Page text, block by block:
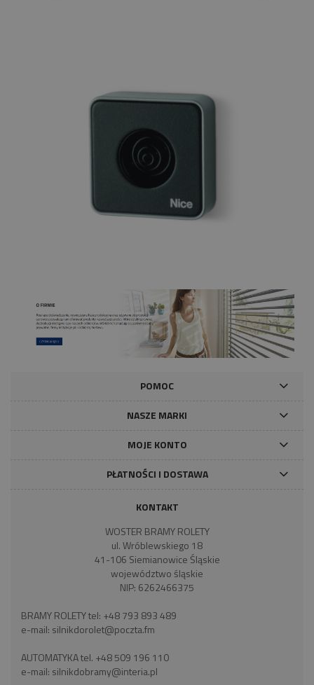
POMOC
NASZE MARKI
MOJE KONTO
PŁATNOŚCI I DOSTAWA
KONTAKT
WOSTER BRAMY ROLETY
ul. Wróblewskiego 18
41-106 Siemianowice Śląskie
województwo śląskie
NIP: 6262466375
BRAMY ROLETY tel: +48 793 893 489
e-mail: silnikdorolet@poczta.fm
AUTOMATYKA tel. +48 509 196 110
e-mail: silnikdobramy@interia.pl